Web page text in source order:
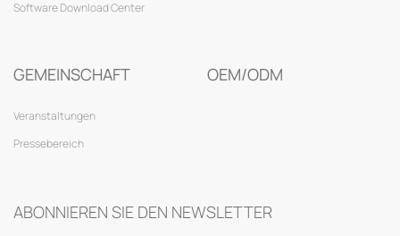
Software Download Center
GEMEINSCHAFT
Veranstaltungen
Pressebereich
OEM/ODM
ABONNIEREN SIE DEN NEWSLETTER